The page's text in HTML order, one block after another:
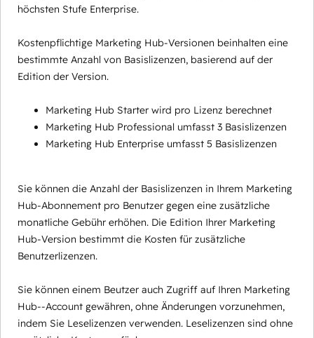
höchsten Stufe Enterprise.
Kostenpflichtige Marketing Hub-Versionen beinhalten eine
bestimmte Anzahl von Basislizenzen, basierend auf der
Edition der Version.
Marketing Hub Starter wird pro Lizenz berechnet
Marketing Hub Professional umfasst 3 Basislizenzen
Marketing Hub Enterprise umfasst 5 Basislizenzen
Sie können die Anzahl der Basislizenzen in Ihrem Marketing
Hub-Abonnement pro Benutzer gegen eine zusätzliche
monatliche Gebühr erhöhen. Die Edition Ihrer Marketing
Hub-Version bestimmt die Kosten für zusätzliche
Benutzerlizenzen.
Sie können einem Beutzer auch Zugriff auf Ihren Marketing
Hub--Account gewähren, ohne Änderungen vorzunehmen,
indem Sie Leselizenzen verwenden. Leselizenzen sind ohne